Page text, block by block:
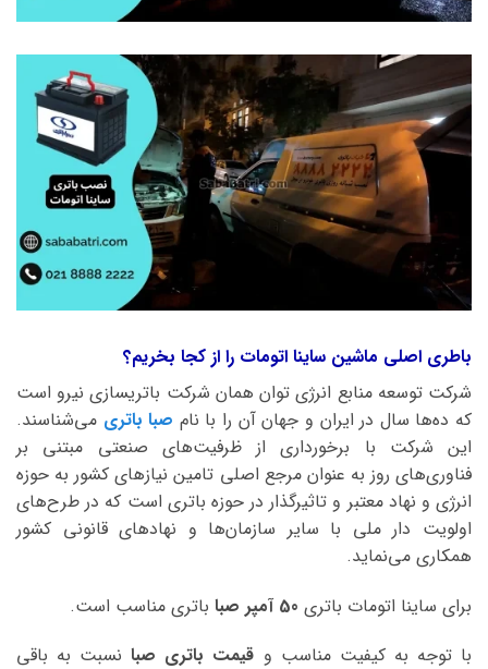
باطری اصلی ماشین ساینا اتومات را از کجا بخریم؟
شرکت توسعه منابع انرژی توان همان شرکت باتریسازی نیرو است
که ده‌ها سال در ایران و جهان آن را با نام صبا باتری می‌شناسند.
این شرکت با برخورداری از ظرفیت‌های صنعتی مبتنی بر
فناوری‌های روز به عنوان مرجع اصلی تامین نیازهای کشور به حوزه
انرژی و نهاد معتبر و تاثیرگذار در حوزه باتری است که در طرح‌های
اولویت دار ملی با سایر سازمان‌ها و نهادهای قانونی کشور
همکاری می‌نماید.
برای ساینا اتومات باتری
باتری مناسب است.
با توجه به کیفیت مناسب و قیمت باتری صبانسبت به باقی